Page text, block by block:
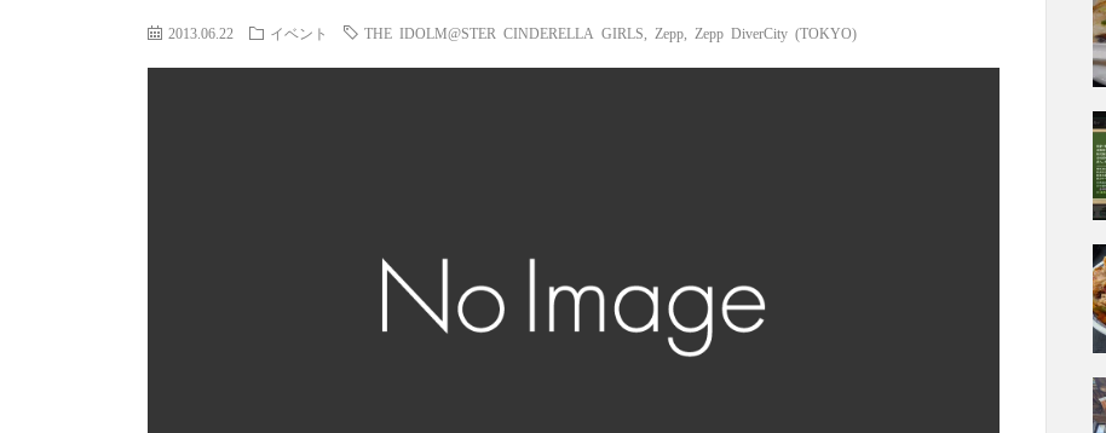
2013.06.22 イベント THE IDOLM@STER CINDERELLA GIRLS Zepp Zepp DiverCity (TOKYO)